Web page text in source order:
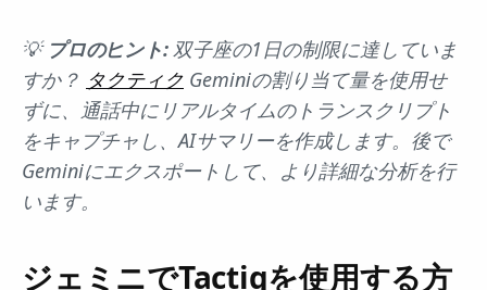
💡 プロのヒント:双子座の1日の制限に達していま
すか？ タクティク Geminiの割り当て量を使用せ
ずに、通話中にリアルタイムのトランスクリプト
をキャプチャし、AIサマリーを作成します。後で
Geminiにエクスポートして、より詳細な分析を行
います。
ジェミニでTactiqを使用する方